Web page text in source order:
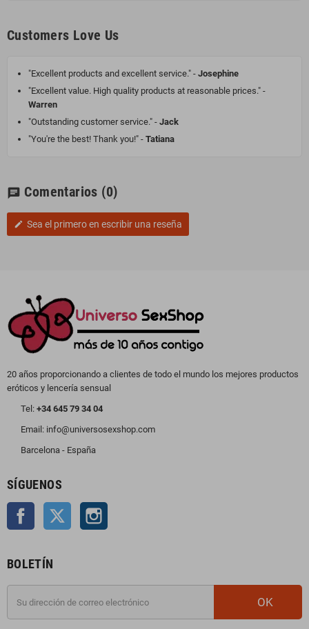
Customers Love Us
"Excellent products and excellent service." - Josephine
"Excellent value. High quality products at reasonable prices." -
Warren
"Outstanding customer service." - Jack
"You're the best! Thank you!" - Tatiana
chat Comentarios (0)
edit Sea el primero en escribir una reseña
20 años proporcionando a clientes de todo el mundo los mejores productos
eróticos y lencería sensual
Tel: +34 645 79 34 04
Email: info@universosexshop.com
Barcelona - España
SÍGUENOS
Facebook Twitter
BOLETÍN
OK